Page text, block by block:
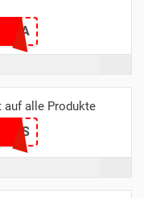
auf alle Produkte